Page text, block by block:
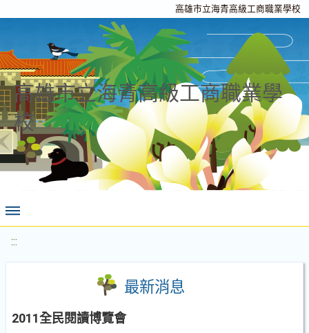
高雄市立海青高級工商職業學校
高雄市立海青高級工商職業學
校
:::
最新消息
2011全民閱讀博覽會